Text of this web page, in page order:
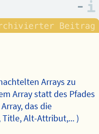
–
Arrays zu
Array statt des Pfades
das die
Alt-Attribut,... )